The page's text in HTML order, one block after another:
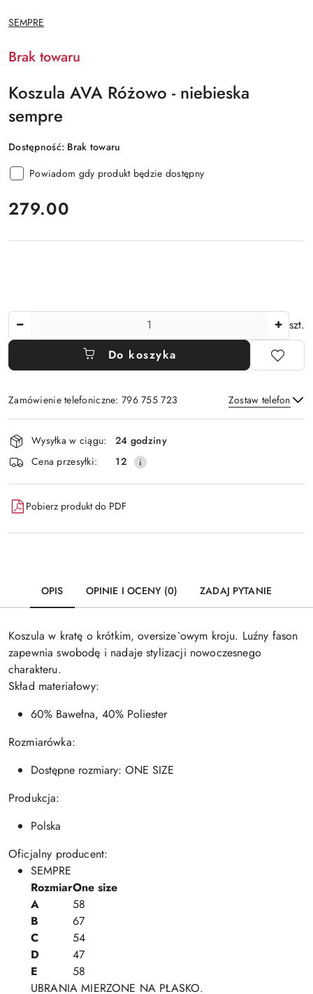
NAZWA
PRODUCENTA:
SEMPRE
Brak towaru
Koszula AVA Różowo - niebieska
sempre
Dostępność: Brak towaru
Powiadom gdy produkt będzie dostępny
cena:
279.00
szt.
Do koszyka
Zamówienie telefoniczne: 796 755 723 Zostaw telefon
Wyślij
Dostępność
i
dostawa
Wysyłka w ciągu:
24 godziny
Cena przesyłki:
12
Pobierz produkt do PDF
OPIS OPINIE I OCENY (0) ZADAJ PYTANIE
Koszula w kratę o krótkim, oversize`owym kroju. Luźny fason
zapewnia swobodę i nadaje stylizacji nowoczesnego
charakteru.
Skład materiałowy:
60% Bawełna, 40% Poliester
Rozmiarówka:
Dostępne rozmiary: ONE SIZE
Produkcja:
Polska
Oficjalny producent:
SEMPRE
RozmiarOne size
A
58
B
67
C
54
D
47
E
58
UBRANIA MIERZONE NA PŁASKO.